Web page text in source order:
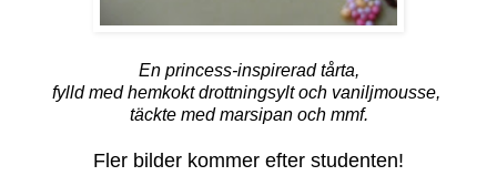
En princess-inspirerad tårta,
fylld med hemkokt drottningsylt och vaniljmousse,
täckte med marsipan och mmf.
Fler bilder kommer efter studenten!